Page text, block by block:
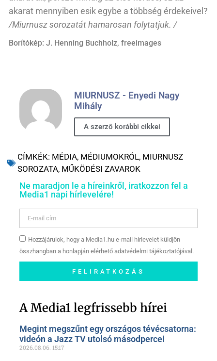
akarat mennyiben esik egybe a többség érdekeivel?
/Miurnusz sorozatát hamarosan folytatjuk. /
Borítókép: J. Henning Buchholz, freeimages
MIURNUSZ - Enyedi Nagy
Mihály
A szerző korábbi cikkei
CÍMKÉK: MÉDIA, MÉDIUMOKRÓL, MIURNUSZ
SOROZATA, MŰKÖDÉSI ZAVAROK
Ne maradjon le a híreinkről, iratkozzon fel a
Media1 napi hírlevelére!
Hozzájárulok, hogy a Media1.hu e-mail hírlevelet küldjön
összhangban a honlapján elérhető adatvédelmi tájékoztatójával.
FELIRATKOZÁS
oldalunkon!
A Media1 legfrissebb hírei
Megint megszűnt egy országos tévécsatorna:
videón a Jazz TV utolsó másodpercei
2026.08.06. 15:17